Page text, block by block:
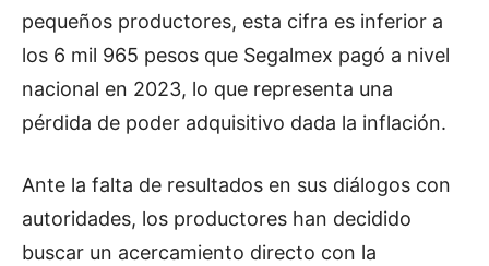
pequeños productores, esta cifra es inferior a
los 6 mil 965 pesos que Segalmex pagó a nivel
nacional en 2023, lo que representa una
pérdida de poder adquisitivo dada la inflación.
Ante la falta de resultados en sus diálogos con
autoridades, los productores han decidido
buscar un acercamiento directo con la